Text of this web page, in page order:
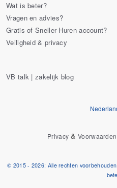
Wat is beter?
Vragen en advies?
Gratis of Sneller Huren account?
Veiligheid & privacy
VB talk | zakelijk blog
Privacy &Voorwaarden
© 2015 - 2026: Alle rechten